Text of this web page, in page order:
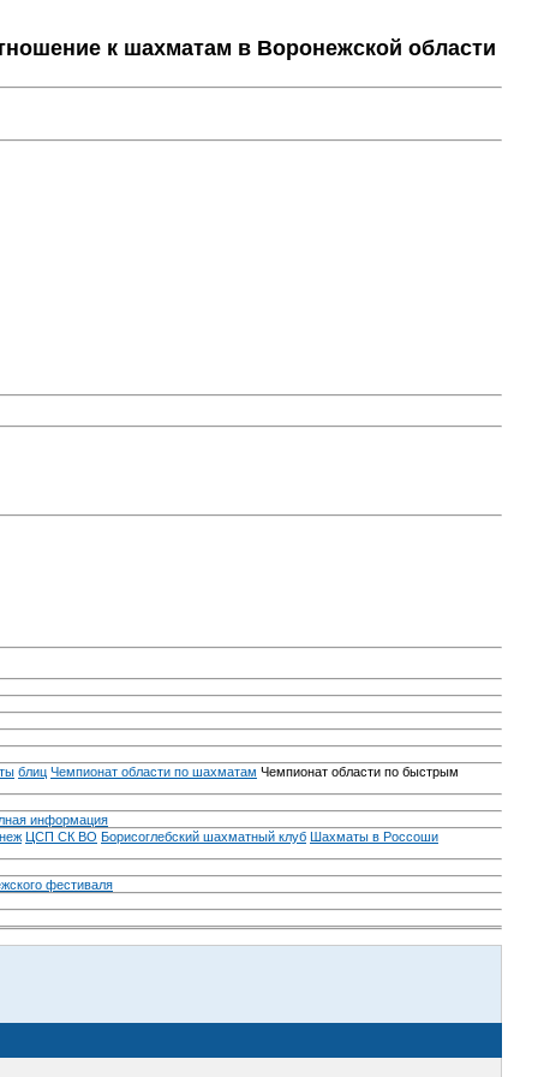
к шахматам в Воронежской области
блиц Чемпионат области по шахматам Чемпионат области по быстрым
информация
ЦСП СК ВО Борисоглебский шахматный клуб Шахматы в Россоши
фестиваля